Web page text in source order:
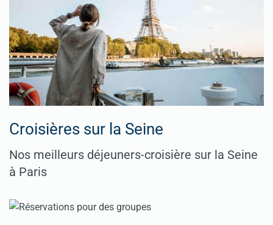
Croisières sur la Seine
Nos meilleurs déjeuners-croisière sur la Seine
à Paris